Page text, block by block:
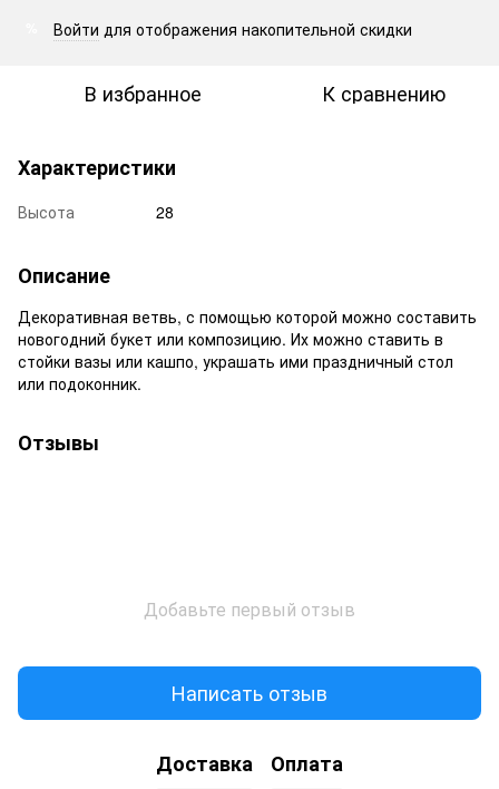
Войти для отображения накопительной скидки
В избранное К сравнению
Характеристики
Высота 28
Описание
Декоративная ветвь, с помощью которой можно составить
новогодний букет или композицию. Их можно ставить в
стойки вазы или кашпо, украшать ими праздничный стол
или подоконник.
Отзывы
Добавьте первый отзыв
Написать отзыв
Доставка Оплата